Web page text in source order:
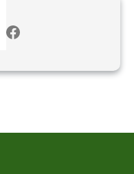
Facebook